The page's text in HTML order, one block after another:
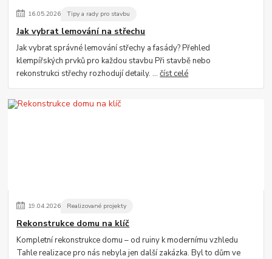
16.05.2026 Tipy a rady pro stavbu
Jak vybrat lemování na střechu
Jak vybrat správné lemování střechy a fasády? Přehled
klempířských prvků pro každou stavbu Při stavbě nebo
rekonstrukci střechy rozhodují detaily. ...číst celé
19.04.2026 Realizované projekty
Rekonstrukce domu na klíč
Kompletní rekonstrukce domu – od ruiny k modernímu vzhledu
Tahle realizace pro nás nebyla jen další zakázka. Byl to dům ve